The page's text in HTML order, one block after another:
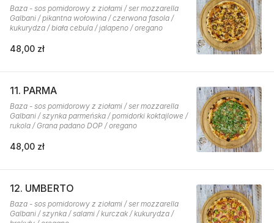
Baza - sos pomidorowy z ziołami / ser mozzarella
Galbani / pikantna wołowina / czerwona fasola /
kukurydza / biała cebula / jalapeno / oregano
48,00 zł
11. PARMA
Baza - sos pomidorowy z ziołami / ser mozzarella
Galbani / szynka parmeńska / pomidorki koktajlowe /
rukola / Grana padano DOP / oregano
48,00 zł
12. UMBERTO
Baza - sos pomidorowy z ziołami / ser mozzarella
Galbani / szynka / salami / kurczak / kukurydza /